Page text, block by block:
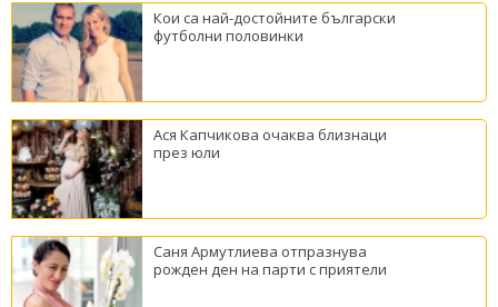
Кои са най-достойните български
футболни половинки
Ася Капчикова очаква близнаци
през юли
Саня Армутлиева отпразнува
рожден ден на парти с приятели